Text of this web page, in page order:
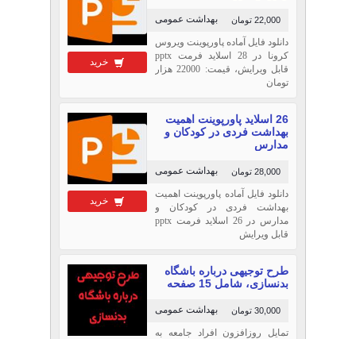
خرید
بهداشت عمومی 22,000 تومان
دانلود فایل آماده پاورپوینت ویروس
کرونا در 28 اسلاید فرمت pptx
قابل ویرایش، قیمت: 22000 هزار
تومان
خرید
26 اسلاید پاورپوینت اهمیت
بهداشت فردی در کودکان و
مدارس
بهداشت عمومی 28,000 تومان
دانلود فایل آماده پاورپوینت اهمیت
بهداشت فردی در کودکان و
مدارس در 26 اسلاید فرمت pptx
قابل ویرایش
طرح توجیهی درباره باشگاه
بدنسازی، شامل 15 صفحه
بهداشت عمومی 30,000 تومان
تمايل روزافزون افراد جامعه به